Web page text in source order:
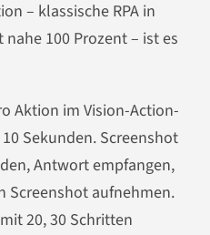
– klassische RPA in
100 Prozent – ist es
Aktion im Vision-Action-
Sekunden. Screenshot
Antwort empfangen,
Screenshot aufnehmen.
20, 30 Schritten